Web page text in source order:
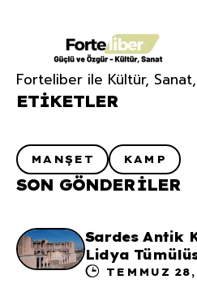
Forteliber ile Kültür,
ETIKETLER
MANŞET KAMP
SON GÖNDERILER
Sardes Antik
Lidya
TEMMUZ